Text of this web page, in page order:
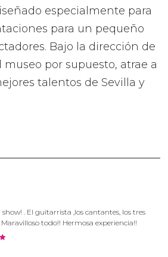
especialmente para
para un pequeño
Bajo la dirección de
museo por supuesto, atrae a
talentos de Sevilla y
show! . El guitarrista ,los cantantes, los tres
todo!! Hermosa experiencia!!